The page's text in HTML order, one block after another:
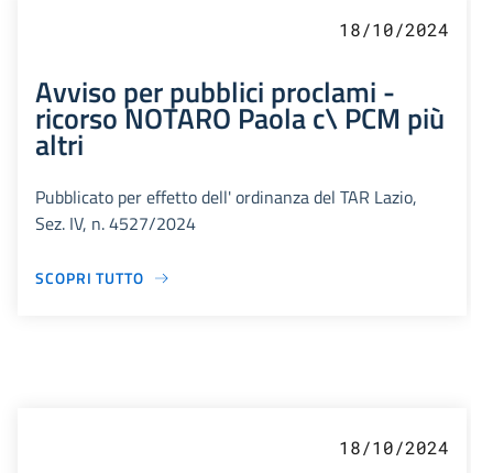
18/10/2024
Avviso per pubblici proclami -
ricorso NOTARO Paola c\ PCM più
altri
Pubblicato per effetto dell' ordinanza del TAR Lazio,
Sez. IV, n. 4527/2024
SCOPRI TUTTO
18/10/2024